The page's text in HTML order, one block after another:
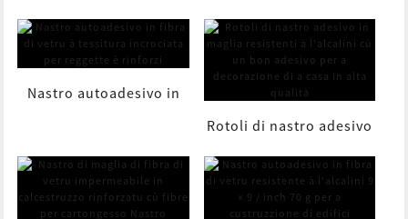
di 60 g/m2 rinforza
l'autoadesivu...
impermeabile in
calcestruzzo rinforzatu
cù fibre...
Nastro autoadesivo in
incrociata per S...
Rotoli di nastro adesivo
in rete resistenti agli